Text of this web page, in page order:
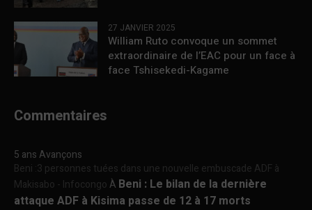
27 JANVIER 2025
William Ruto convoque un sommet
extraordinaire de l’EAC pour un face à
face Tshisekedi-Kagame
Commentaires
5 ans Avançons
Beni :3 personnes tuées dans une nouvelle embuscade ADF à
Makisabo - InfocongoÀ Beni : Le bilan de la dernière
attaque ADF à Kisima passe de 12 à 17 morts